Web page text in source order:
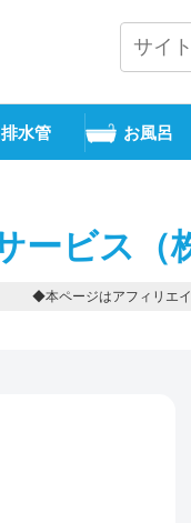
排水管 お風呂
ービス（
◆本ページはアフィリエ